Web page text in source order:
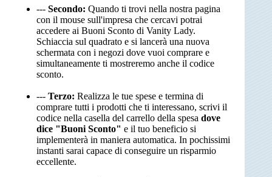
--- Secondo: Quando ti trovi nella nostra pagina
con il mouse sull'impresa che cercavi potrai
accedere ai Buoni Sconto di Vanity Lady.
Schiaccia sul quadrato e si lancerà una nuova
schermata con i negozi dove vuoi comprare e
simultaneamente ti mostreremo anche il codice
sconto.
--- Terzo: Realizza le tue spese e termina di
comprare tutti i prodotti che ti interessano, scrivi il
codice nella casella del carrello della spesa dove
dice "Buoni Sconto" e il tuo beneficio si
implementerà in maniera automatica. In pochissimi
instanti sarai capace di conseguire un risparmio
eccellente.